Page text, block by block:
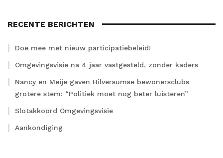
RECENTE BERICHTEN
Doe mee met nieuw participatiebeleid!
Omgevingsvisie na 4 jaar vastgesteld, zonder kaders
Nancy en Meije gaven Hilversumse bewonersclubs
grotere stem: “Politiek moet nog beter luisteren”
Slotakkoord Omgevingsvisie
Aankondiging